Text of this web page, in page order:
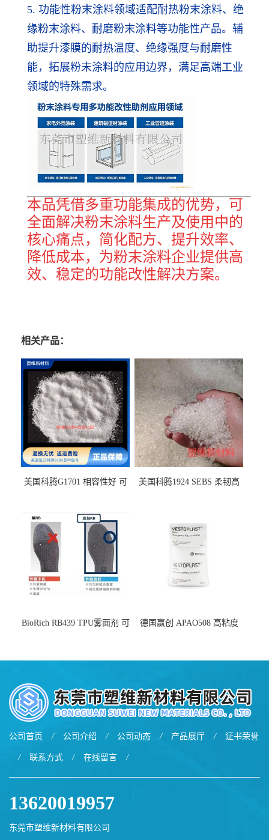
5. 功能性粉末涂料领域适配耐热粉末涂料、绝
缘粉末涂料、耐磨粉末涂料等功能性产品。辅
助提升漆膜的耐热温度、绝缘强度与耐磨性
能，拓展粉末涂料的应用边界，满足高端工业
领域的特殊需求。
本品凭借多重功能集成的优势，可
全面解决粉末涂料生产及使用中的
核心痛点，简化配方、提升效率、
降低成本，为粉末涂料企业提供高
效、稳定的功能改性解决方案。
相关产品：
美国科腾G1701 相容性好 可
美国科腾1924 SEBS 柔韧高
BioRich RB439 TPU雾面剂 可
德国赢创 APAO508 高粘度
公司首页 / 公司介绍 / 公司动态 / 产品展厅 / 证书荣誉
/ 联系方式 / 在线留言 /
13620019957
东莞市塑维新材料有限公司